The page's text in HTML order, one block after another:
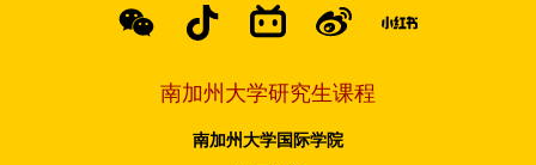
南加州大学研究生课程
南加州大学国际学院